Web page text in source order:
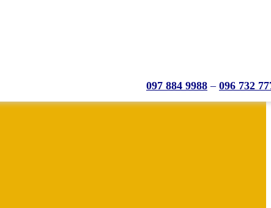
097 884 9988 – 096 732